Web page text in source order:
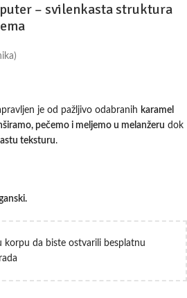
– svilenkasta struktura
je od pažljivo odabranih karamel
pečemo i meljemo u melanžeru dok
teksturu.
korpu da biste ostvarili besplatnu